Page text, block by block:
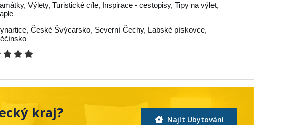
Výlety, Turistické cíle, Inspirace - cestopisy, Tipy na výlet,
, České Švýcarsko, Severní Čechy, Labské pískovce,
kraj? Najít Ubytování